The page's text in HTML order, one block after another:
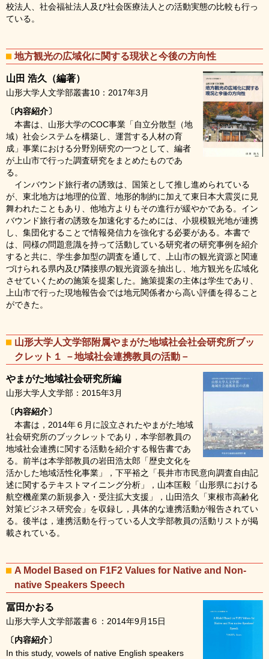
校法人、社会福祉法人及び社会医療法人との活動実態の比較も行っ
ている。
地方観光の広域化に関する現状と今後の方向性
山田 浩久（編著）
山形大学人文学部叢書10：2017年3月
〔内容紹介〕
本書は、山形大学のCOC事業「自立分散型（地
域）社会システムを構築し、運営する人材の育
成」事業における分野別研究の一つとして、編者
が上山市で行った調査研究をまとめたものであ
る。
インバウンド旅行者の誘致は、国策として推し進められている
が、東北地方は地理的位置、地形的制約に加えて東日本大震災に見
舞われたこともあり、他地方よりもその進行が緩やかである。イン
バウンド旅行者の誘致を加速化するためには、小規模観光地が連携
し、集団化することで情報発信力を強化する必要がある。本書で
は、同様の問題意識を持って活動している研究者の研究事例を紹介
すると共に、学生参加型の調査を通して、上山市の観光資源と関連
づけられる県内及び隣接県の観光資源を抽出し、地方観光を広域化
させていくための施策を提案した。施策提案の主体は学生であり、
上山市で行った現地報告会では地元関係者から高い評価を得ること
ができた。
山形大学人文学部附属やまがた地域社会社会研究所ブッ
クレット１ －地域社会連携教員の活動－
やまがた地域社会研究所編
山形大学人文学部：2015年3月
〔内容紹介〕
本書は，2014年６月に設立されたやまがた地域
社会研究所のブックレットであり，本学部教員の
地域社会連携に関する活動を紹介する報告書であ
る。前半は本学部教員の岩田浩太郎「歴史文化を
活かした地域活性化事業」，下平裕之「長井市市民意向調査自由記
述に関するテキストマイニング分析」，山本匡毅「山形県における
航空機産業の新規参入・受注拡大支援」，山田浩久「東根市高齢化
対策ビジネス研究会」を収録し，具体的な連携活動が報告されてい
る。後半は，連携活動を行っている人文学部教員の活動リストが掲
載されている。
A Model Based on F1F2 Values for Native and Non-
native Speakers Speech
冨田かおる
山形大学人文学部叢書６：2014年9月15日
〔内容紹介〕
In this study, vowels of native English speakers